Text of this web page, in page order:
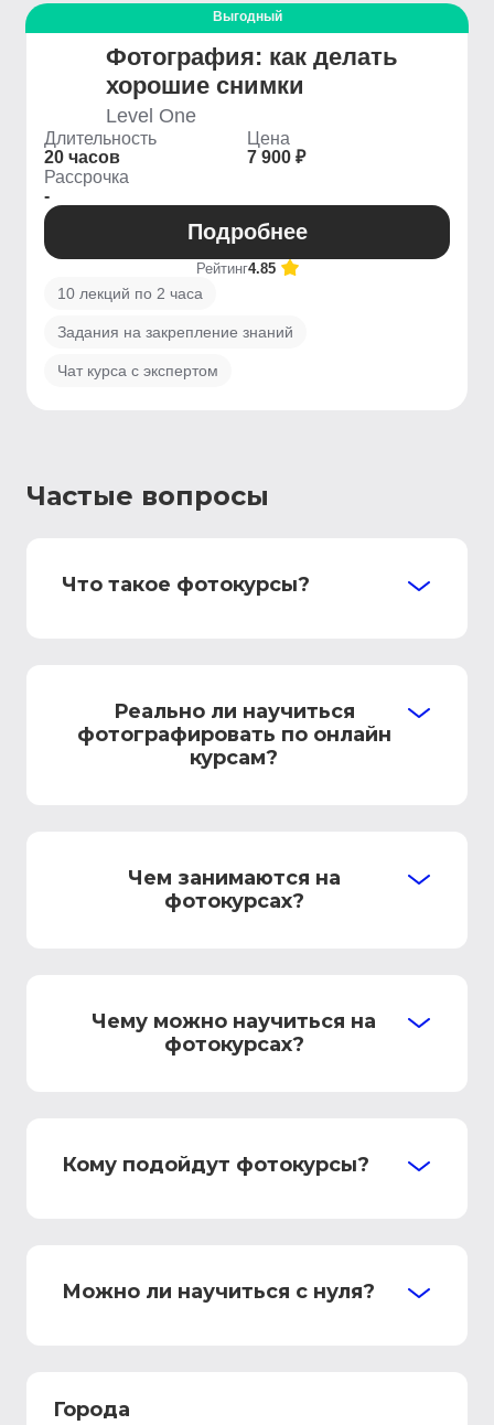
Выгодный
Фотография: как делать
хорошие снимки
Level One
Длительность
20 часов
Цена
7 900 ₽
Рассрочка
-
Подробнее
Рейтинг4.85
10 лекций по 2 часа
Задания на закрепление знаний
Чат курса с экспертом
Частые вопросы
Что такое фотокурсы?
Реально ли научиться
фотографировать по онлайн
курсам?
Чем занимаются на
фотокурсах?
Чему можно научиться на
фотокурсах?
Кому подойдут фотокурсы?
Можно ли научиться с нуля?
Города